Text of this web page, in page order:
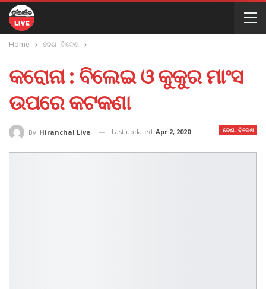
Home ଦେଶ- ବିଦେଶ
କରୋନା : ବିଲେଇ ଓ କୁକୁର ମାଂସ
ଉପରେ କଟକଣା
ଦେଶ- ବିଦେଶ
By Hiranchal Live Last updated Apr 2, 2020